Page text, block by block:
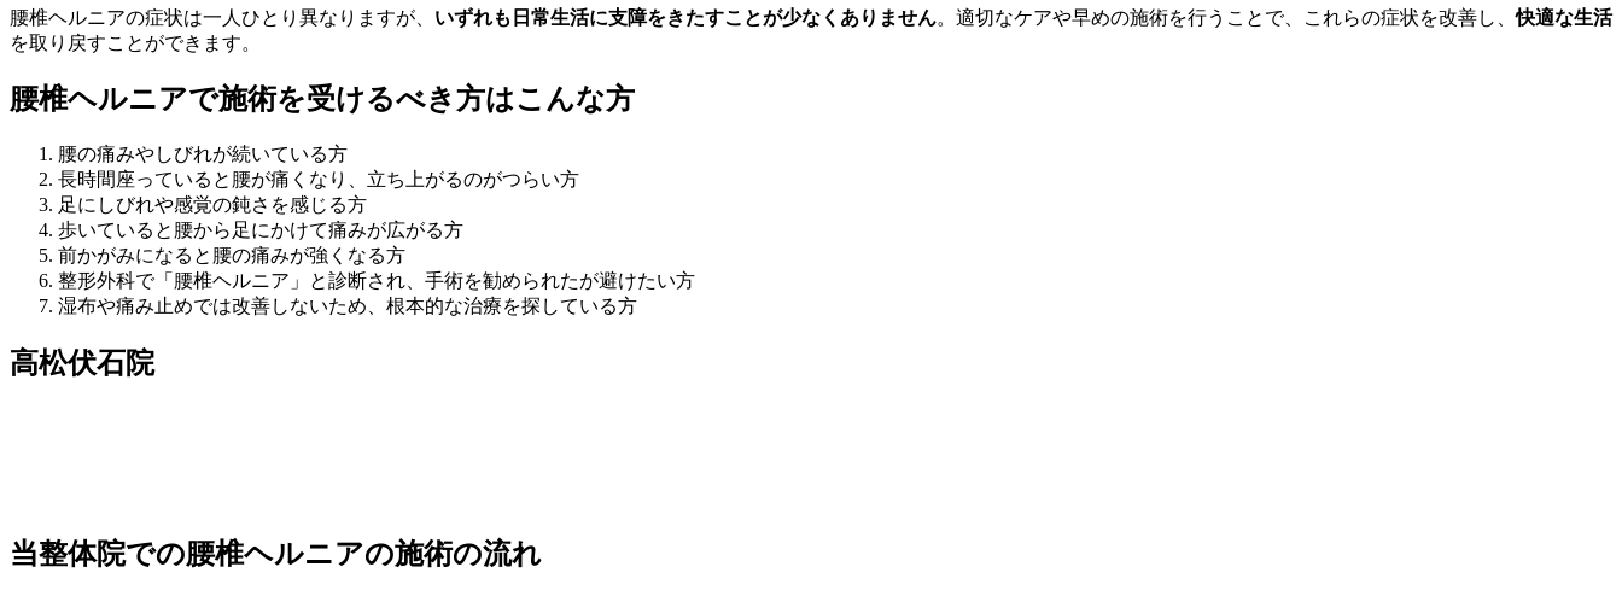
腰椎ヘルニアの症状は一人ひとり異なりますが、 いずれも日常生活に支障をきたすことが少なくありません。適切なケアや早めの施術を行うことで、これらの症状を改善し、快適な生活
を取り戻すことができます。
腰椎ヘルニアで施術を受けるべき方はこんな方
腰の痛みやしびれが続いている方
長時間座っていると腰が痛くなり、立ち上がるのがつらい方
足にしびれや感覚の鈍さを感じる方
歩いていると腰から足にかけて痛みが広がる方
前かがみになると腰の痛みが強くなる方
整形外科で「腰椎ヘルニア」と診断され、手術を勧められたが避けたい方
湿布や痛み止めでは改善しないため、根本的な治療を探している方
高松伏石院
当整体院での腰椎ヘルニアの施術の流れ